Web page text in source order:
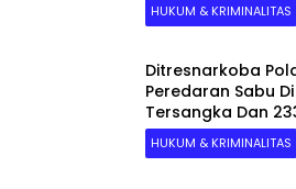
HUKUM & KRIMINALITAS
Ditresnarkoba
Peredaran Sabu
Tersangka Dan
Diamankan
HUKUM & KRIMINALITAS